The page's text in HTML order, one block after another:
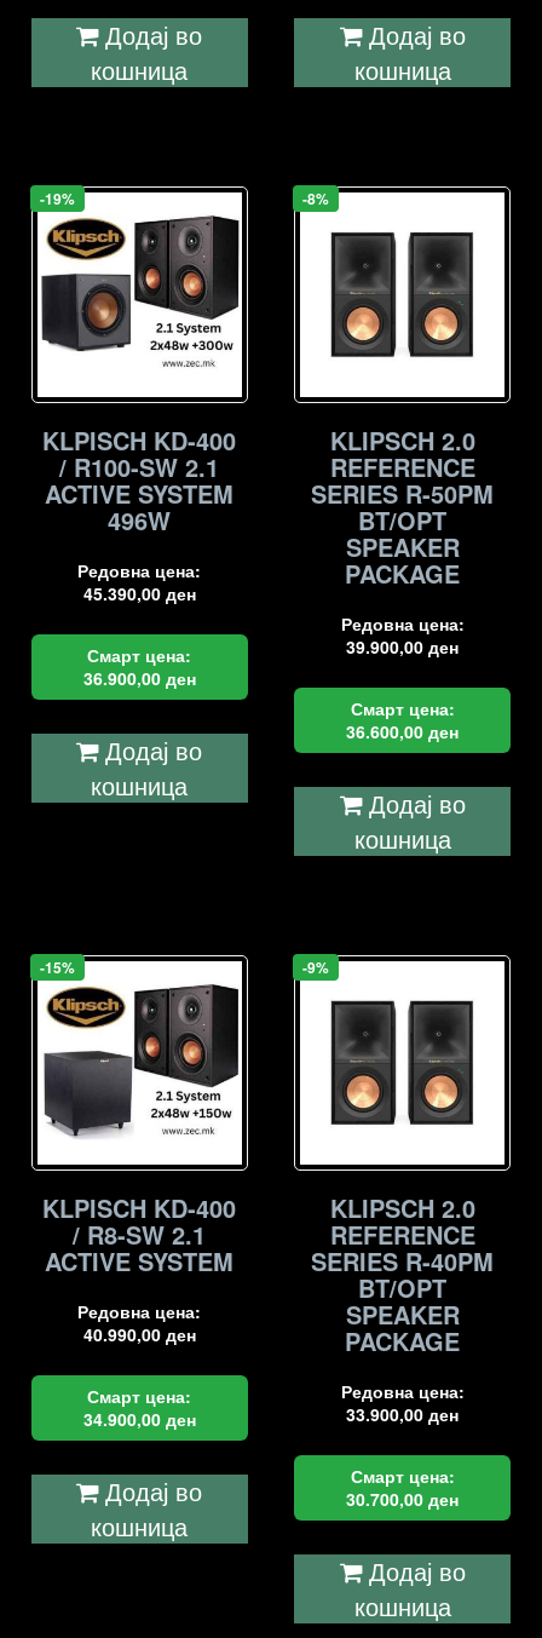
Додај во
кошница
Додај во
кошница
-19%
KLPISCH KD-400
/ R100-SW 2.1
ACTIVE SYSTEM
496W
Редовна цена:
45.390,00 ден
Смарт цена:
36.900,00 ден
Додај во
кошница
-8%
KLIPSCH 2.0
REFERENCE
SERIES R-50PM
BT/OPT
SPEAKER
PACKAGE
Редовна цена:
39.900,00ден
Смарт цена:
36.600,00ден
Додај во
кошница
-15%
KLPISCH KD-400
/ R8-SW 2.1
ACTIVE SYSTEM
Редовна цена:
40.990,00 ден
Смарт цена:
34.900,00 ден
Додај во
кошница
-9%
KLIPSCH 2.0
REFERENCE
SERIES R-40PM
BT/OPT
SPEAKER
PACKAGE
Редовна цена:
33.900,00ден
Смарт цена:
30.700,00ден
Додај во
кошница